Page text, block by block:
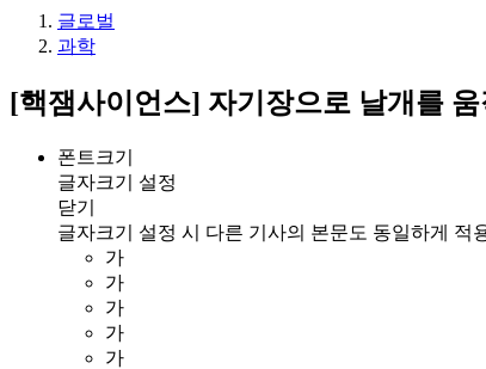
글로벌
과학
[핵잼사이언스] 자기장으로 날개를
폰트크기
글자크기 설정
닫기
글자크기 설정 시 다른 기사의 본문도 동일하게 적
가
가
가
가
가